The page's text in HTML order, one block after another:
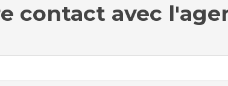
contact avec